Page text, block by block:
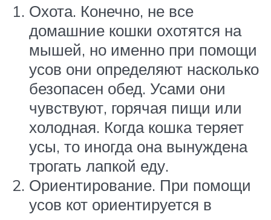
Охота. Конечно, не все
домашние кошки охотятся на
мышей, но именно при помощи
усов они определяют насколько
безопасен обед. Усами они
чувствуют, горячая пищи или
холодная. Когда кошка теряет
усы, то иногда она вынуждена
трогать лапкой еду.
Ориентирование. При помощи
усов кот ориентируется в